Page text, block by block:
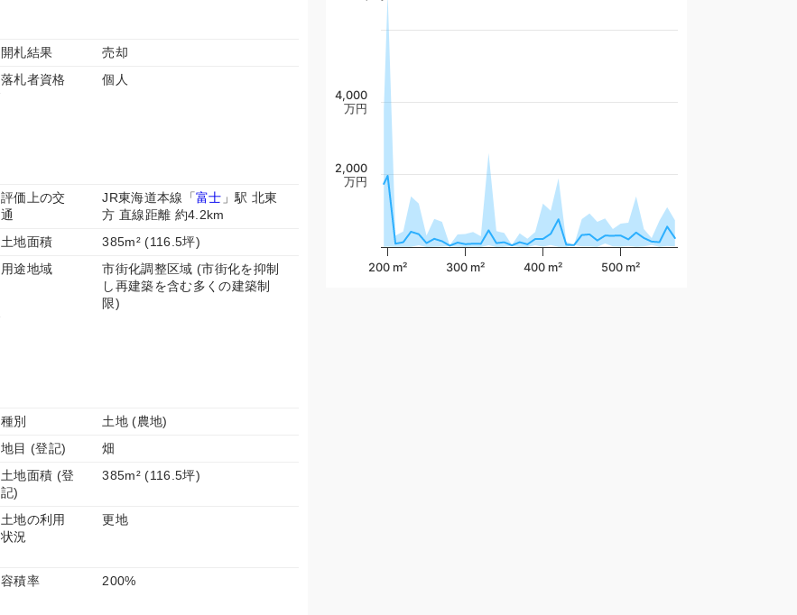
開札結果
売却
落札者資格
個人
評価上の交
通
JR東海道本線「富士 」駅 北東
方 直線距離 約4.2km
土地面積
385m² (116.5坪)
用途地域
市街化調整区域 (市街化を抑制
し再建築を含む多くの建築制
限)
種別
土地 (農地)
地目 (登記)
畑
土地面積 (登
記)
385m² (116.5坪)
土地の利用
状況
更地
容積率 200%
200 m² 300 m² 400 m² 500 m²
2,000
万円
4,000
万円